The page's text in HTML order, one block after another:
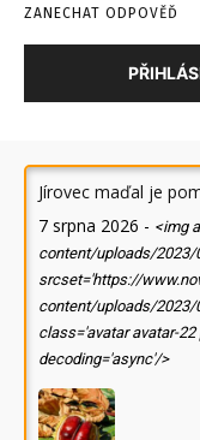
ZANECHAT ODPOVĚĎ
Jírovec maďal je
7 srpna 2026 - <img
content/uploads/2023/
srcset='https://
content/uploads/2023/
class='avatar avatar-
decoding='async'/>